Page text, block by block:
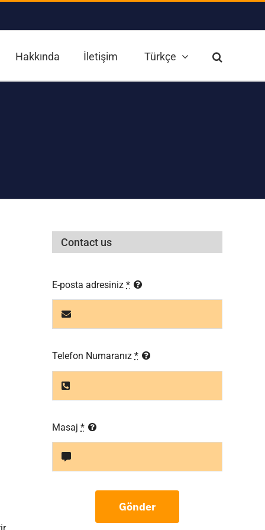
Hakkında İletişim Türkçe
Contact us
E-posta adresiniz *
Telefon Numaranız *
Masaj *
Gönder